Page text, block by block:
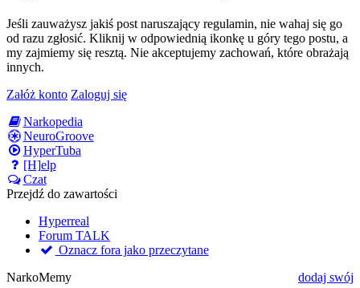
Jeśli zauważysz jakiś post naruszający regulamin, nie wahaj się go
od razu zgłosić. Kliknij w odpowiednią ikonkę u góry tego postu, a
my zajmiemy się resztą. Nie akceptujemy zachowań, które obrażają
innych.
Załóż konto Zaloguj się
Narkopedia
NeuroGroove
HyperTuba
[H]elp
Czat
Przejdź do zawartości
Hyperreal
Forum TALK
Oznacz fora jako przeczytane
NarkoMemy
dodaj swój